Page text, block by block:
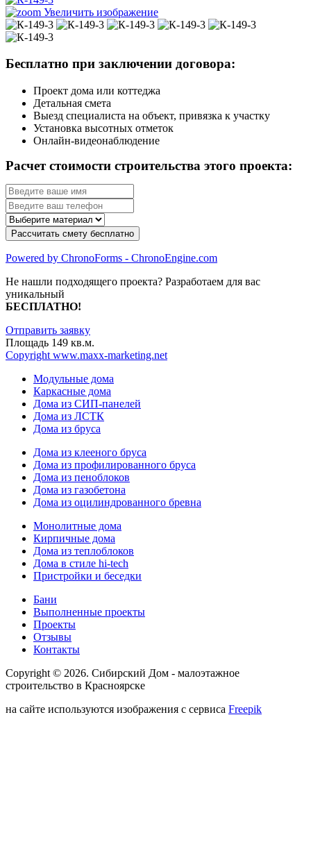
Увеличить изображение
Бесплатно при заключении договора:
Проект дома или коттеджа
Детальная смета
Выезд специалиста на объект, привязка к участку
Установка высотных отметок
Онлайн-видеонаблюдение
Расчет стоимости строительства этого проекта:
Powered by ChronoForms - ChronoEngine.com
Не нашли подходящего проекта? Разработаем для вас
уникальный
БЕСПЛАТНО!
Отправить заявку
Площадь 149 кв.м.
Copyright www.maxx-marketing.net
Модульные дома
Каркасные дома
Дома из СИП-панелей
Дома из ЛСТК
Дома из бруса
Дома из клееного бруса
Дома из профилированного бруса
Дома из пеноблоков
Дома из газобетона
Дома из оцилиндрованного бревна
Монолитные дома
Кирпичные дома
Дома из теплоблоков
Дома в стиле hi-tech
Пристройки и беседки
Бани
Выполненные проекты
Проекты
Отзывы
Контакты
Copyright © 2026. Сибирский Дом - малоэтажное
строительство в Красноярске
на сайте используются изображения с сервиса Freepik